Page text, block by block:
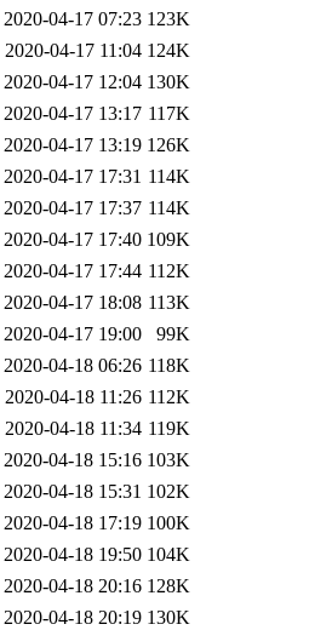
2020-04-17 07:23 123K
2020-04-17 11:04 124K
2020-04-17 12:04 130K
2020-04-17 13:17 117K
2020-04-17 13:19 126K
2020-04-17 17:31 114K
2020-04-17 17:37 114K
2020-04-17 17:40 109K
2020-04-17 17:44 112K
2020-04-17 18:08 113K
2020-04-17 19:00
99K
2020-04-18 06:26 118K
2020-04-18 11:26 112K
2020-04-18 11:34 119K
2020-04-18 15:16 103K
2020-04-18 15:31 102K
2020-04-18 17:19 100K
2020-04-18 19:50 104K
2020-04-18 20:16 128K
2020-04-18 20:19 130K